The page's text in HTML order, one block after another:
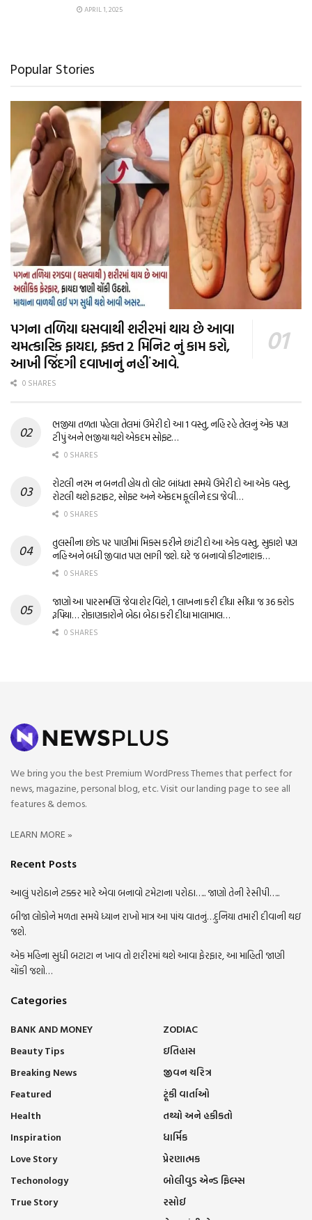
APRIL 1, 2025
Popular Stories
પગના તળિયા ઘસવાથી શરીરમાં થાય છે આવા
ચમત્કારિક ફાયદા, ફક્ત 2 મિનિટ નું કામ કરો,
આખી જિંદગી દવાખાનું નહીં આવે.
0 SHARES
ભજીયા તળતા પહેલા તેલમાં ઉમેરી દો આ 1 વસ્તુ, નહિ રહે તેલનું એક પણ
ટીપું અને ભજીયા થશે એકદમ સોફ્ટ…
0 SHARES
રોટલી નરમ ન બનતી હોય તો લોટ બાંધતા સમયે ઉમેરી દો આ એક વસ્તુ,
રોટલી થશે ફટાફટ, સોફ્ટ અને એકદમ ફૂલીને દડા જેવી…
0 SHARES
તુલસીના છોડ પર પાણીમાં મિક્સ કરીને છાંટી દો આ એક વસ્તુ, સુકાશે પણ
નહિ અને બધી જીવાત પણ ભાગી જશે. ઘરે જ બનાવો કીટનાશક…
0 SHARES
જાણો આ પારસમણિ જેવા શેર વિશે, 1 લાખના કરી દીધા સીધા જ 36 કરોડ
રૂપિયા… રોકાણકારોને બેઠા બેઠા કરી દીધા માલામાલ…
0 SHARES
We bring you the best Premium WordPress Themes that perfect for
news, magazine, personal blog, etc. Visit our landing page to see all
features & demos.
LEARN MORE »
Recent Posts
આલું પરોઠાને ટક્કર મારે એવા બનાવો ટમેટાના પરોઠા….. જાણો તેની રેસીપી…..
બીજા લોકોને મળતા સમયે ધ્યાન રાખો માત્ર આ પાંચ વાતનું…દુનિયા તમારી દીવાની થઇ
જશે.
એક મહિના સુધી બટાટા ન ખાવ તો શરીરમાં થશે આવા ફેરફાર, આ માહિતી જાણી
ચોંકી જશો…
Categories
BANK AND MONEY
Beauty Tips
Breaking News
Featured
Health
Inspiration
Love Story
Techonology
True Story
ZODIAC
ઇતિહાસ
જીવન ચરિત્ર
ટૂંકી વાર્તાઓ
તથ્યો અને હકીકતો
ધાર્મિક
પ્રેરણાત્મક
બોલીવુડ એન્ડ ફિલ્મ્સ
રસોઈ